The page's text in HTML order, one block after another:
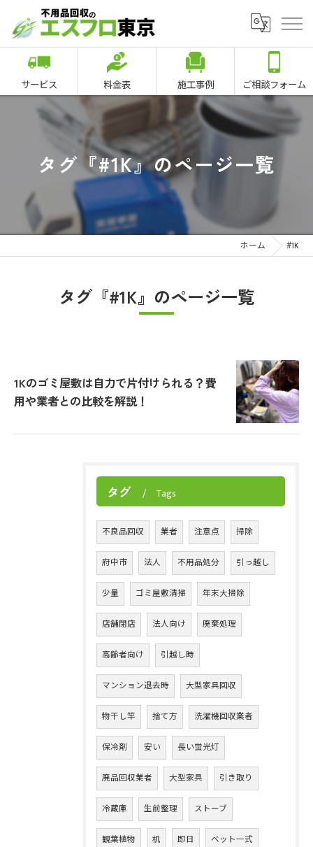
サービス 料金表 施工事例 ご相談フォーム
タグ『#1K』のページ一覧
ホーム #1K
タグ『#1K』のページ一覧
1Kのゴミ屋敷は自力で片付けられる？費
用や業者との比較を解説！
タグ Tags
不良品回収 業者 注意点 掃除
府中市 法人 不用品処分 引っ越し
少量 ゴミ屋敷清掃 年末大掃除
店舗閉店 法人向け 廃棄処理
高齢者向け 引越し時
マンション退去時 大型家具回収
物干し竿 捨て方 洗濯機回収業者
保冷剤 安い 長い蛍光灯
廃品回収業者 大型家具 引き取り
冷蔵庫 生前整理 ストーブ
観葉植物 机 即日 ベット一式